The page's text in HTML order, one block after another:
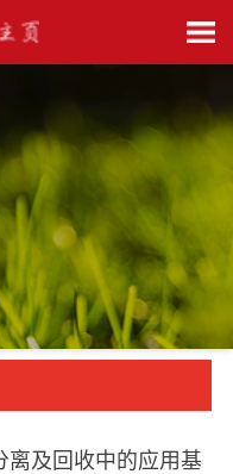
离及回收中的应用基